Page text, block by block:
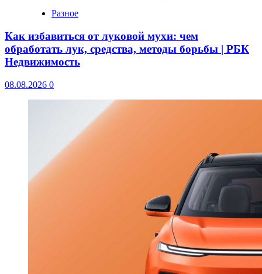
Разное
Как избавиться от луковой мухи: чем
обработать лук, средства, методы борьбы | РБК
Недвижимость
08.08.2026 0